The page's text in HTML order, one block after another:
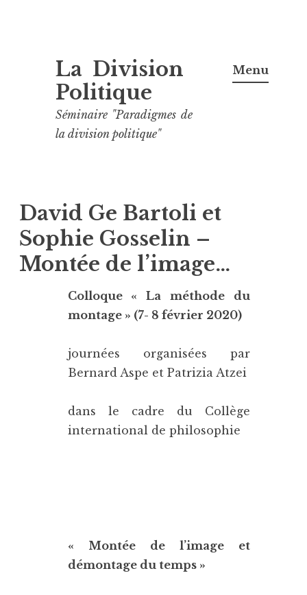
contenu
La Division
Politique
Séminaire "Paradigmes de
la division politique"
Menu
David Ge Bartoli et
Sophie Gosselin –
Montée de l’image…
Colloque « La méthode du
montage » (7- 8 février 2020)
journées organisées par
Bernard Aspe et Patrizia Atzei
dans le cadre du Collège
international de philosophie
« Montée de l’image et
démontage du temps »